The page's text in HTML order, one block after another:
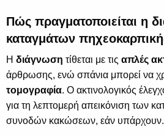
Πώς πραγματοποιείται η
καταγμάτων
Η διάγνωση τίθεται με τις απλές
άρθρωσης, ενώ σπάνια μπορεί να
τομογραφία. Ο ακτινολογικός
για τη λεπτομερή απεικόνιση των
συνοδών κακώσεων, εάν υπάρχουν.